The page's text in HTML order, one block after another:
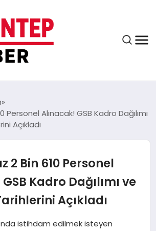
Personel Alınacak! GSB Kadro Dağılımı
Açıkladı
2 Bin 610 Personel
Kadro Dağılımı ve
Açıkladı
istihdam edilmek isteyen